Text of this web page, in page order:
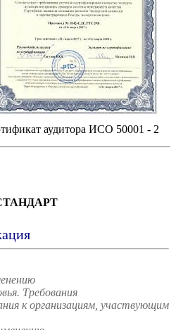
аудитора ИСО 50001 - 2
Требования
к организациям, участвующим